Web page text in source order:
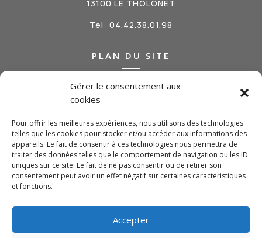
Gérer le consentement aux
cookies
Pour offrir les meilleures expériences, nous utilisons des technologies
telles que les cookies pour stocker et/ou accéder aux informations des
appareils. Le fait de consentir à ces technologies nous permettra de
traiter des données telles que le comportement de navigation ou les ID
uniques sur ce site. Le fait de ne pas consentir ou de retirer son
consentement peut avoir un effet négatif sur certaines caractéristiques
et fonctions.
Accepter
13100 LE THOLONET
Tel: 04.42.38.01.98
PLAN DU SITE
Qui sommes-nous ?
Actualités
Contact
SUIVEZ-NOUS